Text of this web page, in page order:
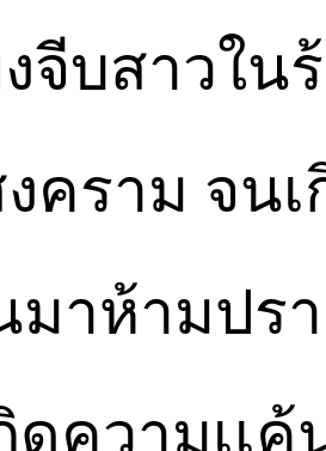
จีบสาวใน
คราม จน
าห้ามปร
ดความเเ